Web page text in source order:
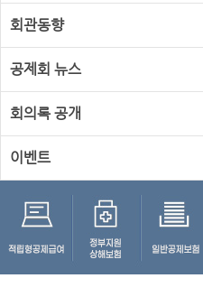
회관동향
공제회 뉴스
회의록 공개
이벤트